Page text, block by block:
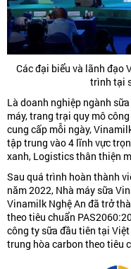
Các đại biểu và lãnh đạo
trình tại
Là doanh nghiệp ngành
máy, trang trại quy mô
cung cấp mỗi ngày,
tập trung vào 4 lĩnh vực
xanh, Logistics thân thiện
Sau quá trình hoàn thành
năm 2022, Nhà máy sữa
Vinamilk Nghệ An đã trở
theo tiêu chuẩn
công ty sữa đầu tiên tại
trung hòa carbon theo tiêu